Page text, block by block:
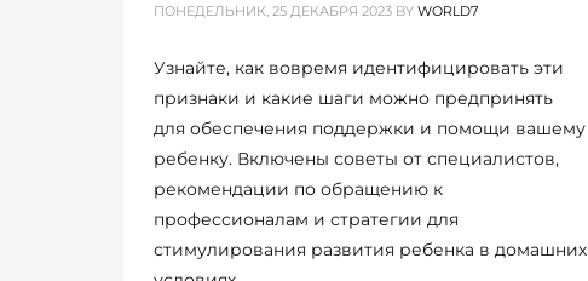
ПОНЕДЕЛЬНИК, 25 ДЕКАБРЯ 2023 BY WORLD7
Узнайте, как вовремя идентифицировать эти
признаки и какие шаги можно предпринять
для обеспечения поддержки и помощи вашему
ребенку. Включены советы от специалистов,
рекомендации по обращению к
профессионалам и стратегии для
стимулирования развития ребенка в домашних